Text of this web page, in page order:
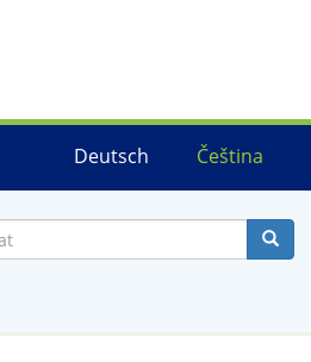
Čeština
Deutsch